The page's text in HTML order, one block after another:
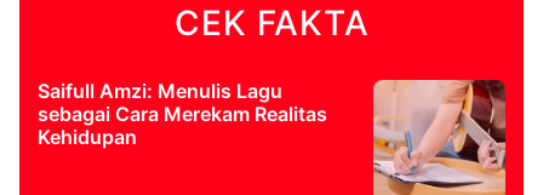
CEK FAKTA
Saifull Amzi: Menulis Lagu
sebagai Cara Merekam Realitas
Kehidupan